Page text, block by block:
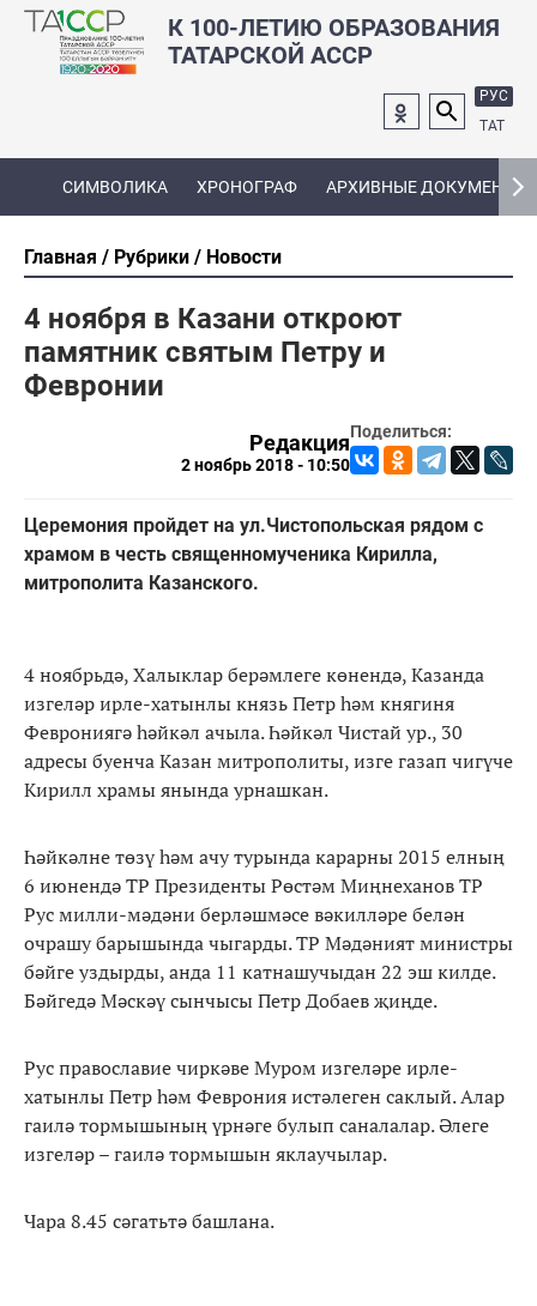
К 100-ЛЕТИЮ ОБРАЗОВАНИЯ
ТАТАРСКОЙ АССР
РУС
ТАТ
СИМВОЛИКА ХРОНОГРАФ АРХИВНЫЕ ДОКУМЕНТЫ
Главная Рубрики Новости
4 ноября в Казани откроют
памятник святым Петру и
Февронии
Поделиться:
Редакция
2 ноябрь 2018 - 10:50
Церемония пройдет на ул.Чистопольская рядом с
храмом в честь священномученика Кирилла,
митрополита Казанского.
4 ноябрьдә, Халыклар берәмлеге көнендә, Казанда
изгеләр ирле-хатынлы князь Петр һәм княгиня
Феврониягә һәйкәл ачыла. Һәйкәл Чистай ур., 30
адресы буенча Казан митрополиты, изге газап чигүче
Кирилл храмы янында урнашкан.
Һәйкәлне төзү һәм ачу турында карарны 2015 елның
6 июнендә ТР Президенты Рөстәм Миңнеханов ТР
Рус милли-мәдәни берләшмәсе вәкилләре белән
очрашу барышында чыгарды. ТР Мәдәният министры
бәйге уздырды, анда 11 катнашучыдан 22 эш килде.
Бәйгедә Мәскәү сынчысы Петр Добаев җиңде.
Рус православие чиркәве Муром изгеләре ирле-
хатынлы Петр һәм Феврония истәлеген саклый. Алар
гаилә тормышының үрнәге булып саналалар. Әлеге
изгеләр – гаилә тормышын яклаучылар.
Чара 8.45 сәгатьтә башлана.